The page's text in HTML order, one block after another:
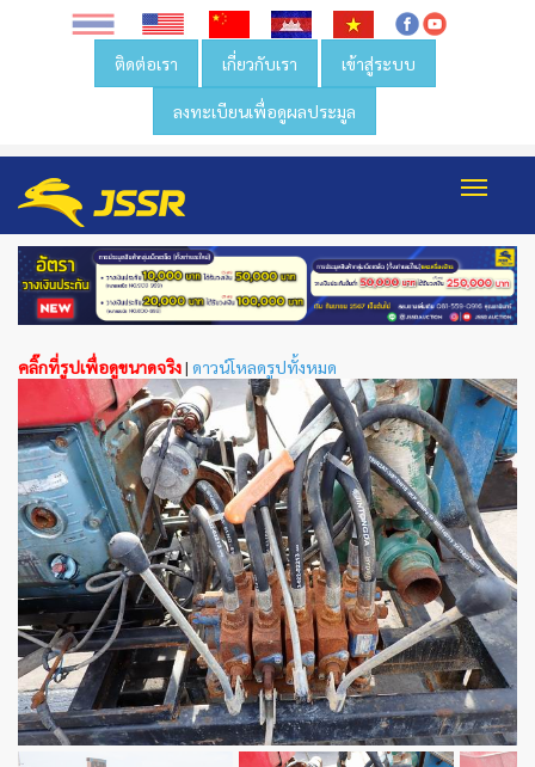
ติดต่อเรา เกี่ยวกับเรา เข้าสู่ระบบ
ลงทะเบียนเพื่อดูผลประมูล
คลิ๊กที่รูปเพื่อดูขนาดจริง| ดาวน์โหลดรูปทั้งหมด